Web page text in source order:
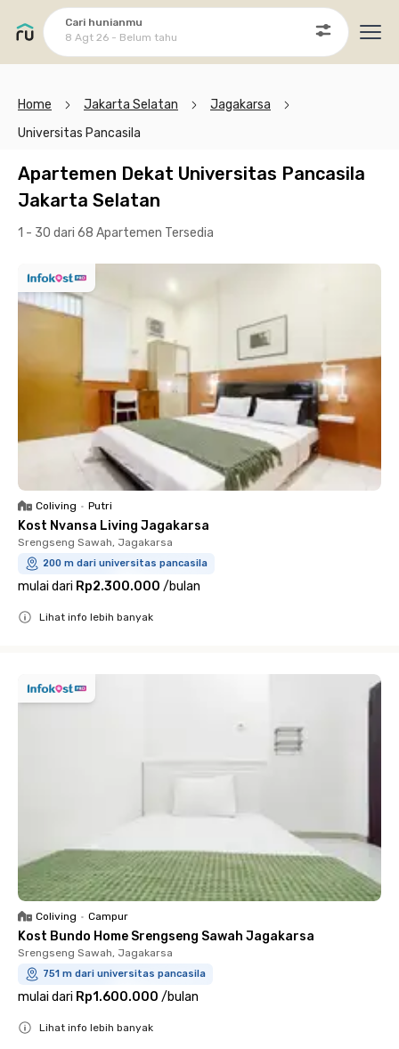
Cari hunianmu
8 Agt 26 - Belum tahu
Home Jakarta Selatan
Jagakarsa
Universitas Pancasila
Apartemen Dekat Universitas Pancasila
Jakarta Selatan
1 - 30 dari 68 Apartemen Tersedia
Coliving • Putri
Kost Nvansa Living Jagakarsa
Srengseng Sawah, Jagakarsa
200 m dari universitas pancasila
mulai dari Rp2.300.000 /bulan
Lihat info lebih banyak
Coliving • Campur
Kost Bundo Home Srengseng Sawah Jagakarsa
Srengseng Sawah, Jagakarsa
751 m dari universitas pancasila
mulai dari Rp1.600.000 /bulan
Lihat info lebih banyak